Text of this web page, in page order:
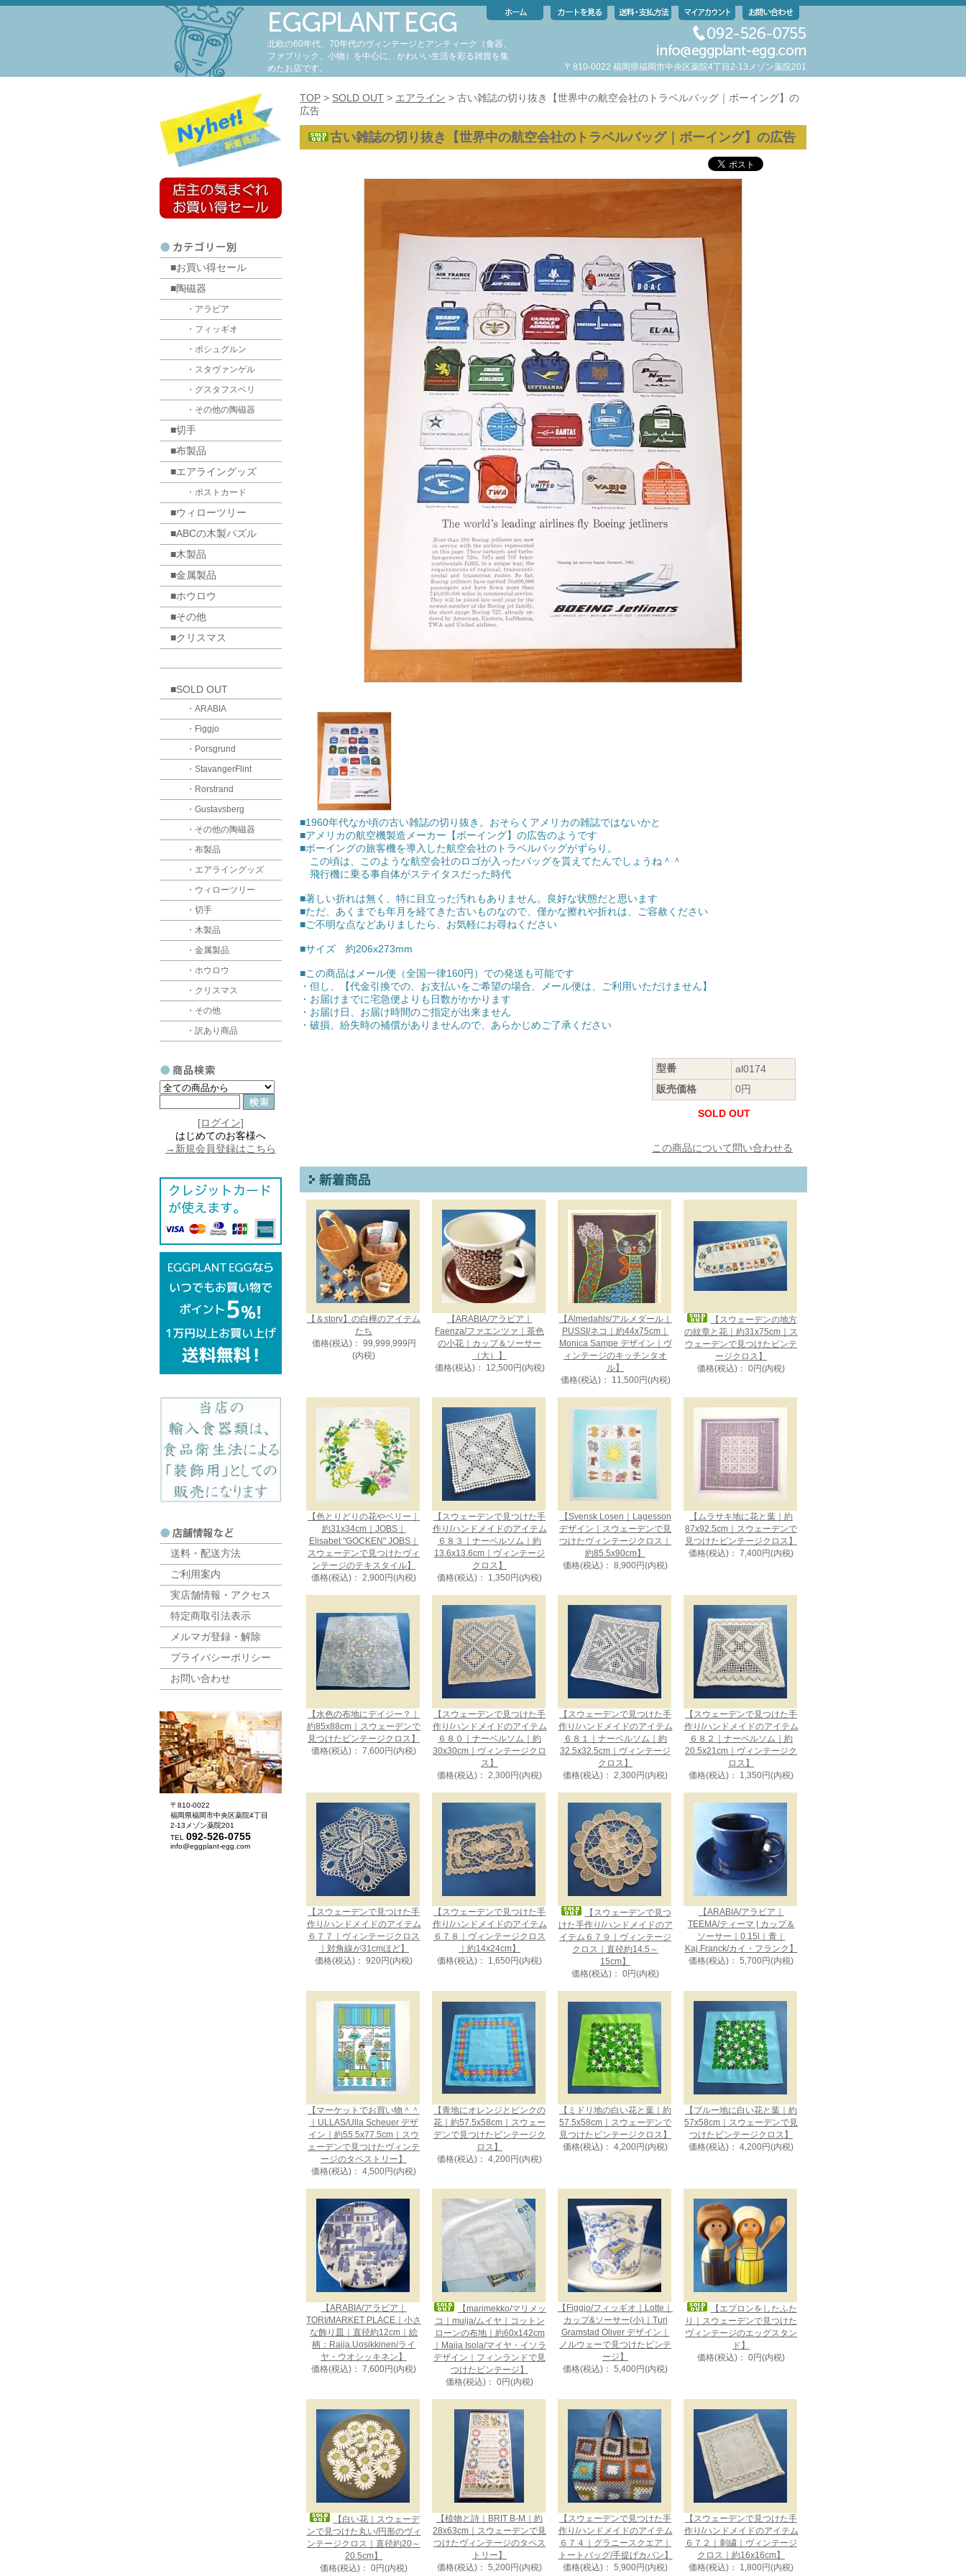
北欧の60年代、70年代のヴィンテージとアンティーク（食器、
ファブリック、小物）を中心に、かわいい生活を彩る雑貨を集
めたお店です。
〒810-0022 福岡県福岡市中央区薬院4丁目2-13メゾン薬院201
TOP > SOLD OUT > エアライン > 古い雑誌の切り抜き【世界中の航空会社のトラベルバッグ｜ボーイング】の
広告
古い雑誌の切り抜き【世界中の航空会社のトラベルバッグ｜ボーイング】の広告
■1960年代なか頃の古い雑誌の切り抜き。おそらくアメリカの雑誌ではないかと
■アメリカの航空機製造メーカー【ボーイング】の広告のようです
■ボーイングの旅客機を導入した航空会社のトラベルバッグがずらり。
この頃は、このような航空会社のロゴが入ったバッグを貰えてたんでしょうね＾＾
飛行機に乗る事自体がステイタスだった時代
■著しい折れは無く、特に目立った汚れもありません。良好な状態だと思います
■ただ、あくまでも年月を経てきた古いものなので、僅かな擦れや折れは、ご容赦ください
■ご不明な点などありましたら、お気軽にお尋ねください
■サイズ 約206x273mm
■この商品はメール便（全国一律160円）での発送も可能です
・但し、【代金引換での、お支払いをご希望の場合、メール便は、ご利用いただけません】
・お届けまでに宅急便よりも日数がかかります
・お届け日、お届け時間のご指定が出来ません
・破損、紛失時の補償がありませんので、あらかじめご了承ください
型番
al0174
販売価格
0円
SOLD OUT
この商品について問い合わせる
【＆story】の白樺のアイテム
たち
価格(税込)： 99,999,999円
(内税)
【ARABIA/アラビア｜
Faenza/ファエンツァ｜茶色
の小花｜カップ＆ソーサー
（大）】
価格(税込)： 12,500円(内税)
【Almedahls/アルメダール｜
PUSSI/ネコ｜約44x75cm｜
Monica Sampe デザイン｜ヴ
ィンテージのキッチンタオ
ル】
価格(税込)： 11,500円(内税)
【スウェーデンの地方
の紋章と花｜約31x75cm｜ス
ウェーデンで見つけたビンテ
ージクロス】
価格(税込)： 0円(内税)
【色とりどりの花やベリー｜
約31x34cm｜JOBS｜
Elisabet "GOCKEN" JOBS｜
スウェーデンで見つけたヴィ
ンテージのテキスタイル】
価格(税込)： 2,900円(内税)
【スウェーデンで見つけた手
作り/ハンドメイドのアイテム
６８３｜ナーベルソム｜約
13.6x13.6cm｜ヴィンテージ
クロス】
価格(税込)： 1,350円(内税)
【Svensk Losen｜Lagesson
デザイン｜スウェーデンで見
つけたヴィンテージクロス｜
約85.5x90cm】
価格(税込)： 8,900円(内税)
【ムラサキ地に花と葉｜約
87x92.5cm｜スウェーデンで
見つけたビンテージクロス】
価格(税込)： 7,400円(内税)
【水色の布地にデイジー？｜
約85x88cm｜スウェーデンで
見つけたビンテージクロス】
価格(税込)： 7,600円(内税)
【スウェーデンで見つけた手
作り/ハンドメイドのアイテム
６８０｜ナーベルソム｜約
30x30cm｜ヴィンテージクロ
ス】
価格(税込)： 2,300円(内税)
【スウェーデンで見つけた手
作り/ハンドメイドのアイテム
６８１｜ナーベルソム｜約
32.5x32.5cm｜ヴィンテージ
クロス】
価格(税込)： 2,300円(内税)
【スウェーデンで見つけた手
作り/ハンドメイドのアイテム
６８２｜ナーベルソム｜約
20.5x21cm｜ヴィンテージク
ロス】
価格(税込)： 1,350円(内税)
【スウェーデンで見つけた手
作り/ハンドメイドのアイテム
６７７｜ヴィンテージクロス
｜対角線が31cmほど】
価格(税込)： 920円(内税)
【スウェーデンで見つけた手
作り/ハンドメイドのアイテム
６７８｜ヴィンテージクロス
｜約14x24cm】
価格(税込)： 1,650円(内税)
【スウェーデンで見つ
けた手作り/ハンドメイドのア
イテム６７９｜ヴィンテージ
クロス｜直径約14.5～
15cm】
価格(税込)： 0円(内税)
【ARABIA/アラビア｜
TEEMA/ティーマ | カップ＆
ソーサー｜0.15l｜青｜
Kaj.Franck/カイ・フランク】
価格(税込)： 5,700円(内税)
【マーケットでお買い物＾＾
｜ULLAS/Ulla Scheuer デザ
イン｜約55.5x77.5cm｜スウ
ェーデンで見つけたヴィンテ
ージのタペストリー】
価格(税込)： 4,500円(内税)
【青地にオレンジとピンクの
花｜約57.5x58cm｜スウェー
デンで見つけたビンテージク
ロス】
価格(税込)： 4,200円(内税)
【ミドリ地の白い花と葉｜約
57.5x58cm｜スウェーデンで
見つけたビンテージクロス】
価格(税込)： 4,200円(内税)
【ブルー地に白い花と葉｜約
57x58cm｜スウェーデンで見
つけたビンテージクロス】
価格(税込)： 4,200円(内税)
【ARABIA/アラビア｜
TORI/MARKET PLACE｜小さ
な飾り皿｜直径約12cm｜絵
柄：Raija.Uosikkinen/ライ
ヤ・ウオシッキネン】
価格(税込)： 7,600円(内税)
【marimekko/マリメッ
コ｜muija/ムイヤ｜コットン
ローンの布地｜約60x142cm
｜Maija Isola/マイヤ・イソラ
デザイン｜フィンランドで見
つけたビンテージ】
価格(税込)： 0円(内税)
【Figgjo/フィッギオ｜Lotte｜
カップ&ソーサー(小)｜Turi
Gramstad Oliver デザイン｜
ノルウェーで見つけたビンテ
ージ】
価格(税込)： 5,400円(内税)
【エプロンをしたふた
り｜スウェーデンで見つけた
ヴィンテージのエッグスタン
ド】
価格(税込)： 0円(内税)
【白い花｜スウェーデ
ンで見つけた丸い/円形のヴィ
ンテージクロス｜直径約20～
20.5cm】
価格(税込)： 0円(内税)
【植物と詩｜BRIT B-M｜約
28x63cm｜スウェーデンで見
つけたヴィンテージのタペス
トリー】
価格(税込)： 5,200円(内税)
【スウェーデンで見つけた手
作り/ハンドメイドのアイテム
６７４｜グラニースクエア｜
トートバッグ/手提げカバン】
価格(税込)： 5,900円(内税)
【スウェーデンで見つけた手
作り/ハンドメイドのアイテム
６７２｜刺繍｜ヴィンテージ
クロス｜約16x16cm】
価格(税込)： 1,800円(内税)
■お買い得セール
■陶磁器
・アラビア
・フィッギオ
・ポシュグルン
・スタヴァンゲル
・グスタフスベリ
・その他の陶磁器
■切手
■布製品
■エアライングッズ
・ポストカード
■ウィローツリー
■ABCの木製パズル
■木製品
■金属製品
■ホウロウ
■その他
■クリスマス
■SOLD OUT
・ARABIA
・Figgjo
・Porsgrund
・StavangerFlint
・Rorstrand
・Gustavsberg
・その他の陶磁器
・布製品
・エアライングッズ
・ウィローツリー
・切手
・木製品
・金属製品
・ホウロウ
・クリスマス
・その他
・訳あり商品
[ログイン]
はじめてのお客様へ
→新規会員登録はこちら
送料・配送方法
ご利用案内
実店舗情報・アクセス
特定商取引法表示
メルマガ登録・解除
プライバシーポリシー
お問い合わせ
〒810-0022
福岡県福岡市中央区薬院4丁目
2-13メゾン薬院201
TEL 092-526-0755
info@eggplant-egg.com